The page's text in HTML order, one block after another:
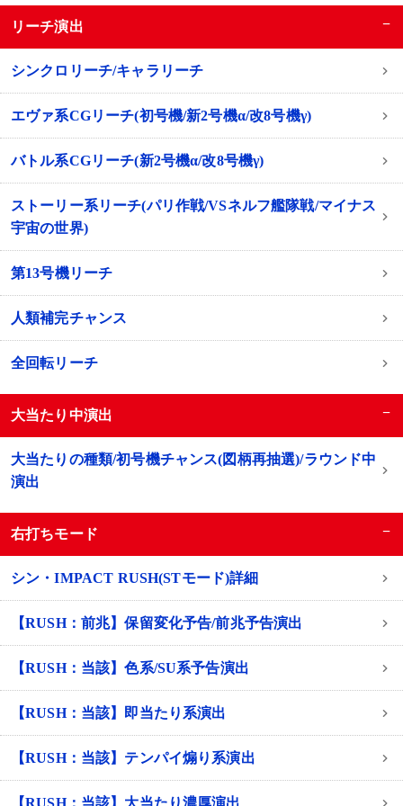
リーチ演出 −
シンクロリーチ/キャラリーチ
エヴァ系CGリーチ(初号機/新2号機α/改8号機γ)
バトル系CGリーチ(新2号機α/改8号機γ)
ストーリー系リーチ(パリ作戦/VSネルフ艦隊戦/マイナス
宇宙の世界)
第13号機リーチ
人類補完チャンス
全回転リーチ
大当たり中演出 −
大当たりの種類/初号機チャンス(図柄再抽選)/ラウンド中
演出
右打ちモード −
シン・IMPACT RUSH(STモード)詳細
【RUSH：前兆】保留変化予告/前兆予告演出
【RUSH：当該】色系/SU系予告演出
【RUSH：当該】即当たり系演出
【RUSH：当該】テンパイ煽り系演出
【RUSH：当該】大当たり濃厚演出